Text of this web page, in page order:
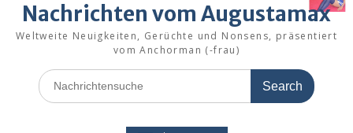
Nachrichten vom Augustamax
Weltweite Neuigkeiten, Gerüchte und Nonsens, präsentiert
vom Anchorman (-frau)
Search
for: